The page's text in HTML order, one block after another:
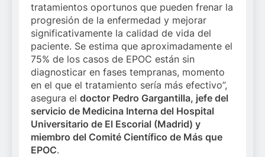
tratamientos oportunos que pueden frenar la
progresión de la enfermedad y mejorar
significativamente la calidad de vida del
paciente. Se estima que aproximadamente el
75% de los casos de EPOC están sin
diagnosticar en fases tempranas, momento
en el que el tratamiento sería más efectivo”,
asegura el doctor Pedro Gargantilla, jefe del
servicio de Medicina Interna del Hospital
Universitario de El Escorial (Madrid) y
miembro del Comité Científico de Más que
EPOC.